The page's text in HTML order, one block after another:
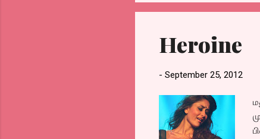
Heroine
- September 25, 2012